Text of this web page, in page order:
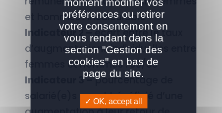
et hommes : incalculable
Indicateur 2 –écart entre le taux
d’augmentations individuelles entre
femmes et hommes : 35/35
Indicateur 3 –pourcentage de
salarié(e)s ayant bénéficié d’une
préférences ou retirer
votre consentement en
vous rendant dans la
section "Gestion des
cookies" en bas de
page du site.
OK, accept all